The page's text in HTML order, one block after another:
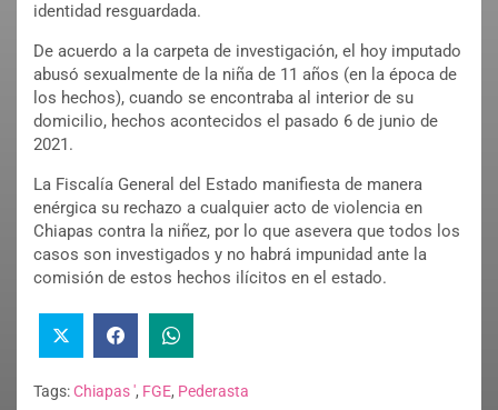
identidad resguardada.
De acuerdo a la carpeta de investigación, el hoy imputado
abusó sexualmente de la niña de 11 años (en la época de
los hechos), cuando se encontraba al interior de su
domicilio, hechos acontecidos el pasado 6 de junio de
2021.
La Fiscalía General del Estado manifiesta de manera
enérgica su rechazo a cualquier acto de violencia en
Chiapas contra la niñez, por lo que asevera que todos los
casos son investigados y no habrá impunidad ante la
comisión de estos hechos ilícitos en el estado.
Tags:Chiapas ', FGE, Pederasta